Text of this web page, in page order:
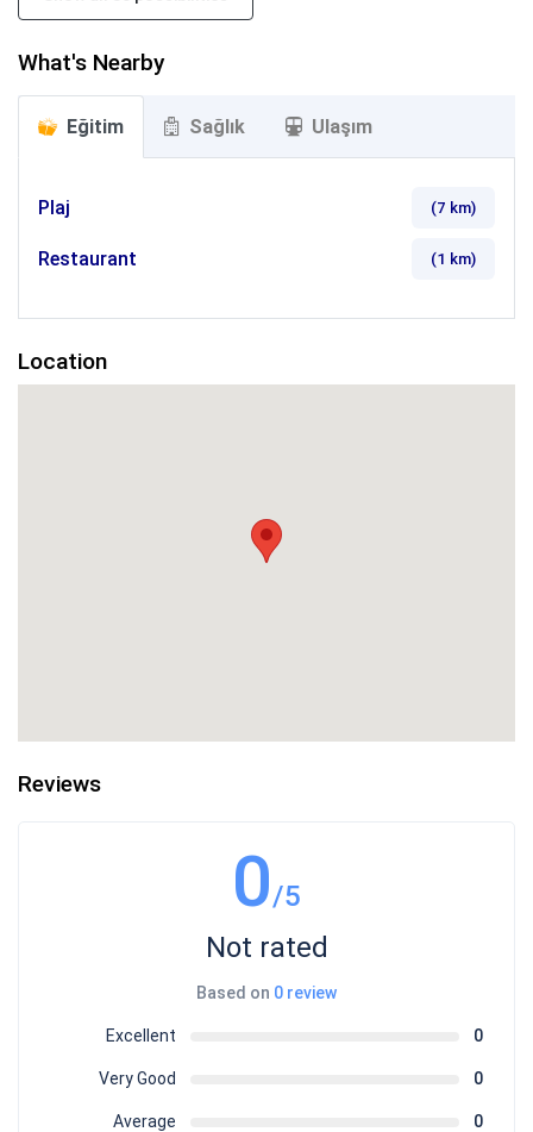
What's Nearby
Eğitim Sağlık Ulaşım
Plaj (7 km)
Restaurant (1 km)
Location
Reviews
0/5
Not rated
Based on 0 review
Excellent 0
Very Good 0
Average 0